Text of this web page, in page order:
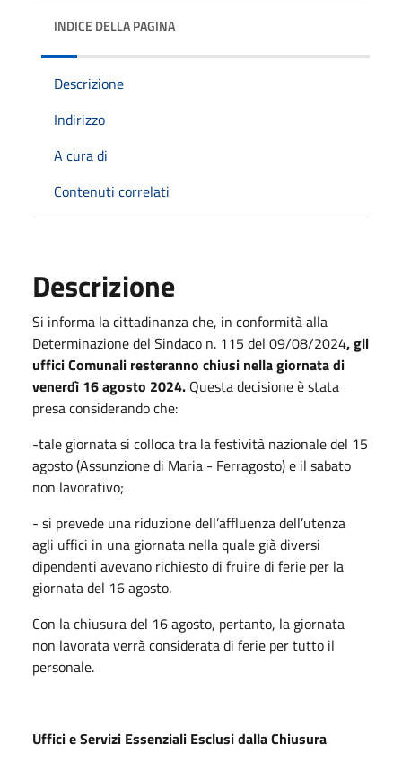
INDICE DELLA PAGINA
Descrizione
Indirizzo
A cura di
Contenuti correlati
Descrizione
Si informa la cittadinanza che, in conformità alla
Determinazione del Sindaco n. 115 del 09/08/2024,gli
uffici Comunali resteranno chiusi nella giornata di
venerdì 16 agosto 2024. Questa decisione è stata
presa considerando che:
-tale giornata si colloca tra la festività nazionale del 15
agosto (Assunzione di Maria - Ferragosto) e il sabato
non lavorativo;
- si prevede una riduzione dell’affluenza dell’utenza
agli uffici in una giornata nella quale già diversi
dipendenti avevano richiesto di fruire di ferie per la
giornata del 16 agosto.
Con la chiusura del 16 agosto, pertanto, la giornata
non lavorata verrà considerata di ferie per tutto il
personale.
Uffici eServizi Essenziali Esclusi dalla Chiusura